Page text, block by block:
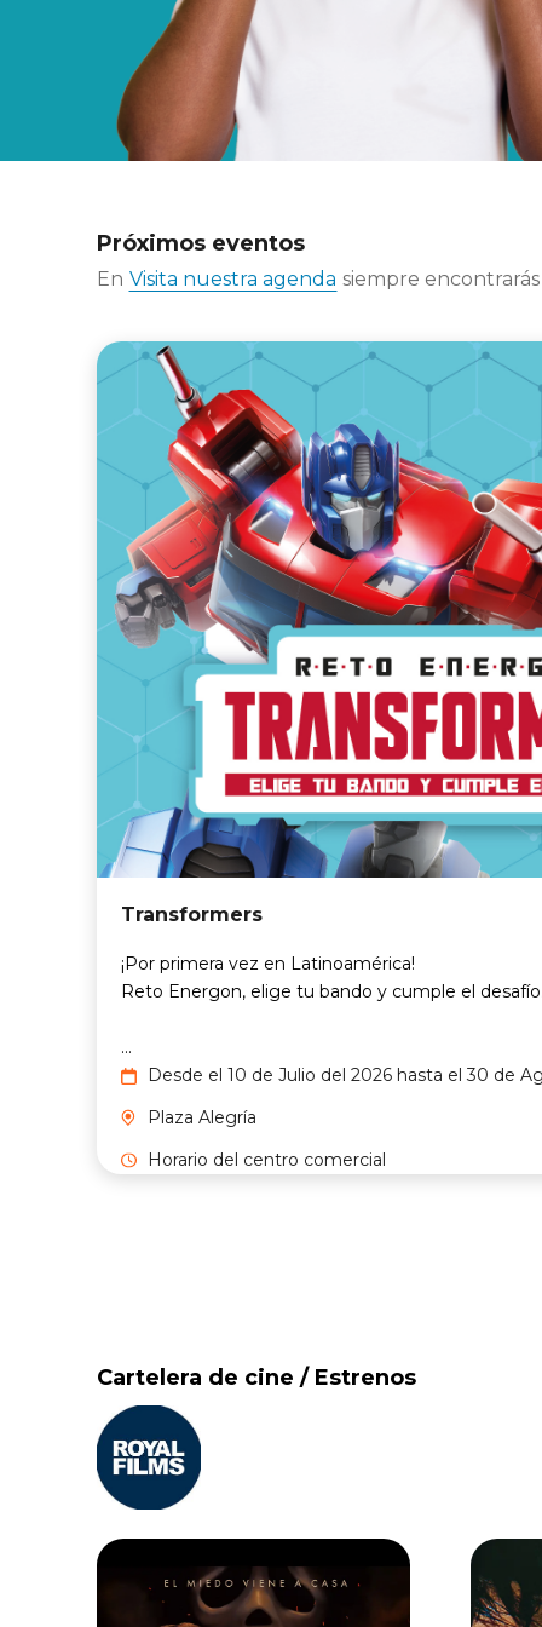
Próximos eventos
En Visita nuestra agenda siempre
Transformers
¡Por primera vez en Latinoamérica!​
Reto Energon​, elige tu bando y cumple el desafío.
...
Desde el 10 de Julio del 2026 hasta el 30 de
Plaza Alegría
Horario del centro comercial
Cartelera de cine / Estrenos